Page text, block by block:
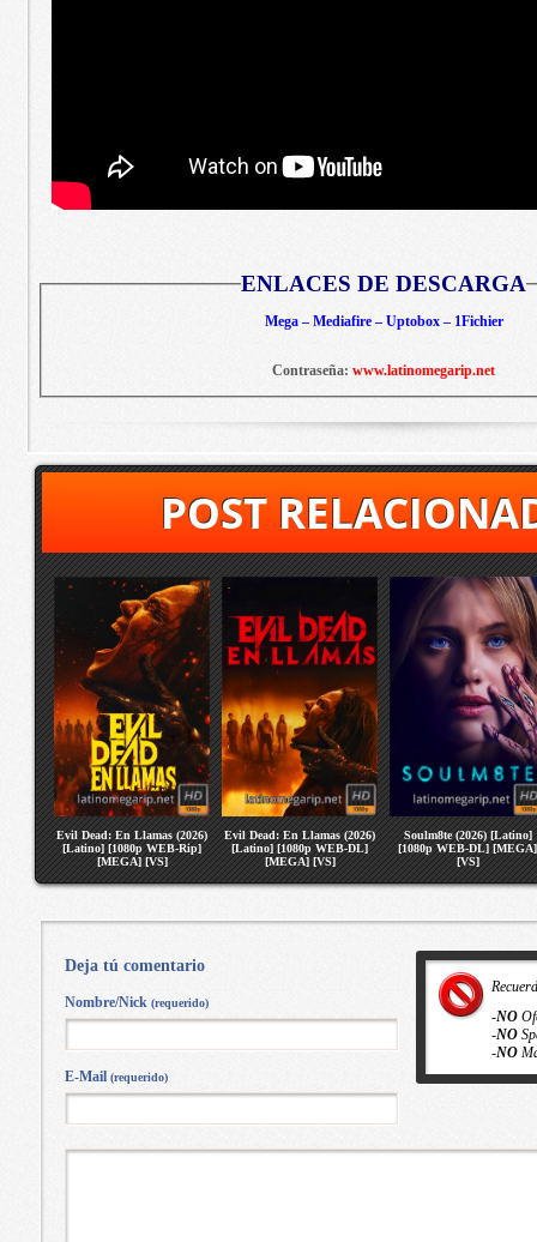
ENLACES DE DESCARGA
Mega – Mediafire – Uptobox – 1Fichier
Contraseña: www.latinomegarip.net
POST
Evil Dead: En Llamas (2026)
[Latino] [1080p WEB-Rip]
[MEGA] [VS]
Evil Dead: En Llamas (2026)
[Latino] [1080p WEB-DL]
[MEGA] [VS]
Soulm8te (2026) [Latino]
[1080p WEB-DL] [MEGA]
[VS]
-NO
-NO
-NO
Deja tú comentario
Nombre/Nick (requerido)
E-Mail (requerido)